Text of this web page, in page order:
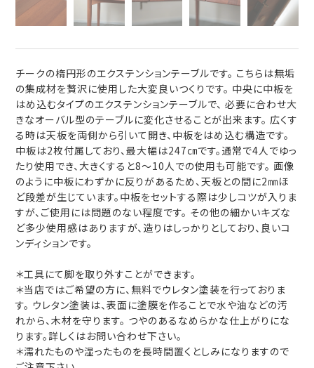
チークの楕円形のエクステンションテーブルです。 こちらは無垢
の集成材を贅沢に使用した大変良いつくりです。 中央に中板を
はめ込むタイプのエクステンションテーブルで、 必要に合わせ大
きなオーバル型のテーブルに変化させることが出来ます。 広くす
る時は天板を両側から引いて開き、中板をはめ込む構造です。
中板は2枚付属しており、最大幅は247㎝です。通常で4人でゆっ
たり使用でき、大きくすると8～10人での使用も可能です。 画像
のように中板にわずかに反りがあるため、天板との間に2㎜ほ
ど段差が生じています。中板をセットする際は少しコツが入りま
すが、ご使用には問題のない程度です。 その他の細かいキズな
ど多少使用感はありますが、造りはしっかりとしており、良いコ
ンディションです。
＊工具にて脚を取り外すことができます。
＊当店ではご希望の方に、無料でウレタン塗装を行っておりま
す。 ウレタン塗装は、表面に塗膜を作ることで水や油などの汚
れから、木材を守ります。 つやのあるなめらかな仕上がりにな
ります。詳しくはお問い合わせ下さい。
＊濡れたものや湿ったものを長時間置くとしみになりますので